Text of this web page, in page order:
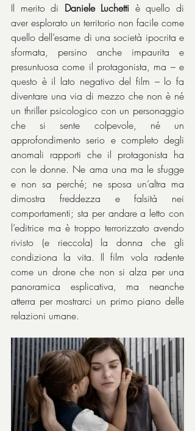
Il merito di Daniele Luchetti è quello di
aver esplorato un territorio non facile come
quello dell’esame di una società ipocrita e
sformata, persino anche impaurita e
presuntuosa come il protagonista, ma – e
questo è il lato negativo del film – lo fa
diventare una via di mezzo che non è né
un thriller psicologico con un personaggio
che si sente colpevole, né un
approfondimento serio e completo degli
anomali rapporti che il protagonista ha
con le donne. Ne ama una ma le sfugge
e non sa perché; ne sposa un’altra ma
dimostra freddezza e falsità nei
comportamenti; sta per andare a letto con
l’editrice ma è troppo terrorizzato avendo
rivisto (e rieccola) la donna che gli
condiziona la vita. Il film vola radente
come un drone che non si alza per una
panoramica esplicativa, ma neanche
atterra per mostrarci un primo piano delle
relazioni umane.